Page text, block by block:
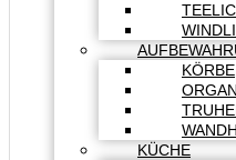
KÖRBE
KÜCHE